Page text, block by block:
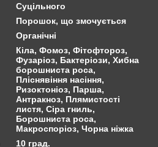
Суцільного
Порошок, що змочується
Органічні
Кіла, Фомоз, Фітофтороз,
Фузаріоз, Бактеріози, Хибна
борошниста роса,
Пліснявіння насіння,
Ризоктоніоз, Парша,
Антракноз, Плямистості
листя, Сіра гниль,
Борошниста роса,
Макроспоріоз, Чорна ніжка
10 град.